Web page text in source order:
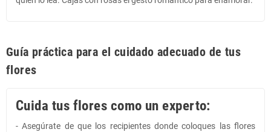
Guía práctica para el cuidado adecuado de tus
flores
Cuida tus flores como un experto:
- Asegúrate de que los recipientes donde coloques las flores